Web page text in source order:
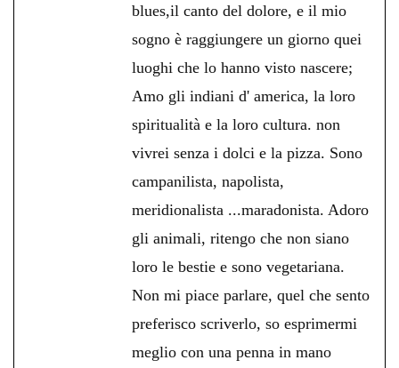
blues,il canto del dolore, e il mio
sogno è raggiungere un giorno quei
luoghi che lo hanno visto nascere;
Amo gli indiani d' america, la loro
spiritualità e la loro cultura. non
vivrei senza i dolci e la pizza. Sono
campanilista, napolista,
meridionalista ...maradonista. Adoro
gli animali, ritengo che non siano
loro le bestie e sono vegetariana.
Non mi piace parlare, quel che sento
preferisco scriverlo, so esprimermi
meglio con una penna in mano